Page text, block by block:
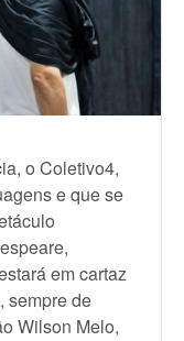
o Coletivo4,
e que se
em cartaz
sempre de
Wilson Melo,